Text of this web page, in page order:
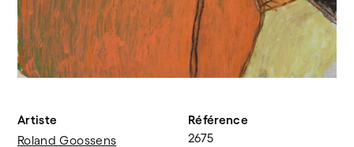
Artiste
Roland Goossens
Référence
2675